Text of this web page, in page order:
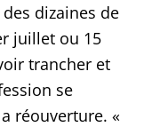
dizaines de
juillet ou 15
trancher et
se
réouverture. «